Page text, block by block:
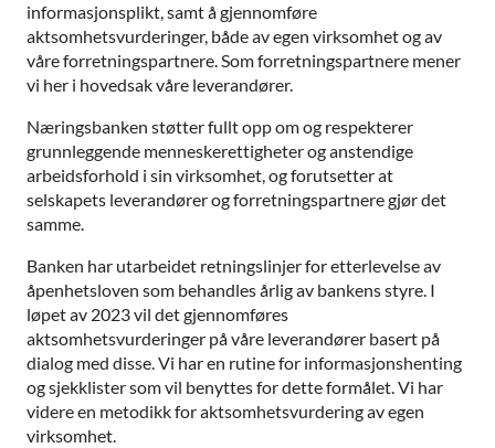
informasjonsplikt, samt å gjennomføre
aktsomhetsvurderinger, både av egen virksomhet og av
våre forretningspartnere. Som forretningspartnere mener
vi her i hovedsak våre leverandører.
Næringsbanken støtter fullt opp om og respekterer
grunnleggende menneskerettigheter og anstendige
arbeidsforhold i sin virksomhet, og forutsetter at
selskapets leverandører og forretningspartnere gjør det
samme.
Banken har utarbeidet retningslinjer for etterlevelse av
åpenhetsloven som behandles årlig av bankens styre. I
løpet av 2023 vil det gjennomføres
aktsomhetsvurderinger på våre leverandører basert på
dialog med disse. Vi har en rutine for informasjonshenting
og sjekklister som vil benyttes for dette formålet. Vi har
videre en metodikk for aktsomhetsvurdering av egen
virksomhet.